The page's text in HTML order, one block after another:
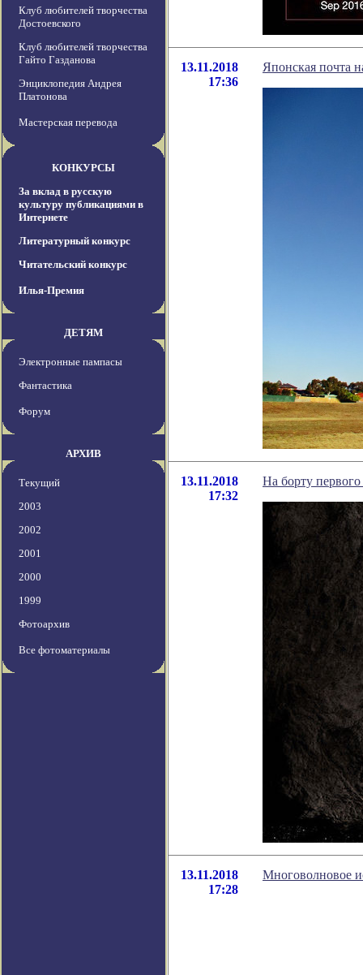
Клуб любителей творчества
Достоевского
Клуб любителей творчества
Гайто Газданова
Энциклопедия Андрея
Платонова
Мастерская перевода
КОНКУРСЫ
За вклад в русскую
культуру публикациями в
Интернете
Литературный конкурс
Читательский конкурс
Илья-Премия
ДЕТЯМ
Электронные пампасы
Фантастика
Форум
АРХИВ
Текущий
2003
2002
2001
2000
1999
Фотоархив
Все фотоматериалы
13.11.2018
17:36
Японская почта
13.11.2018
17:32
На борту первого
13.11.2018
17:28
Многоволновое